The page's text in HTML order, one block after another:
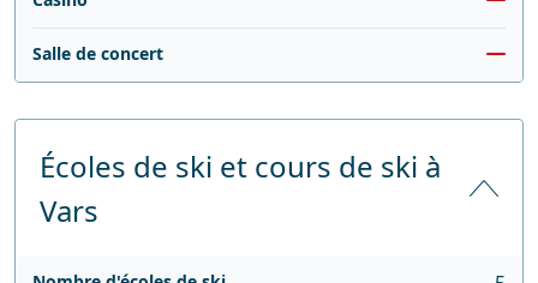
Salle de concert
Écoles de ski et cours de ski à
Vars